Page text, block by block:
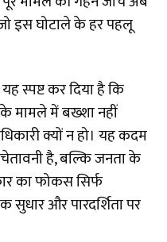
इस घोटाले के हर पहलू
स्पष्ट कर दिया है कि
के मामले में बख्शा नहीं
क्यों न हो। यह कदम
है, बल्कि जनता के
का फोकस सिर्फ
सुधार और पारदर्शिता पर